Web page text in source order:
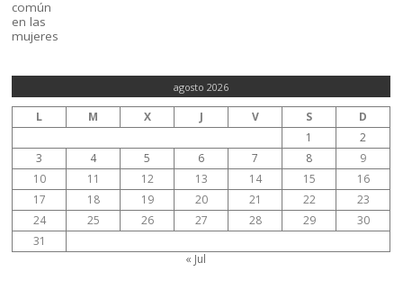
agosto 2026
L M X J V S
D
1
2
3
4 5 6 7 8
9
10
11 12 13 14 15
16
17
18 19 20 21 22
23
24
25 26 27 28 29
30
31
« Jul